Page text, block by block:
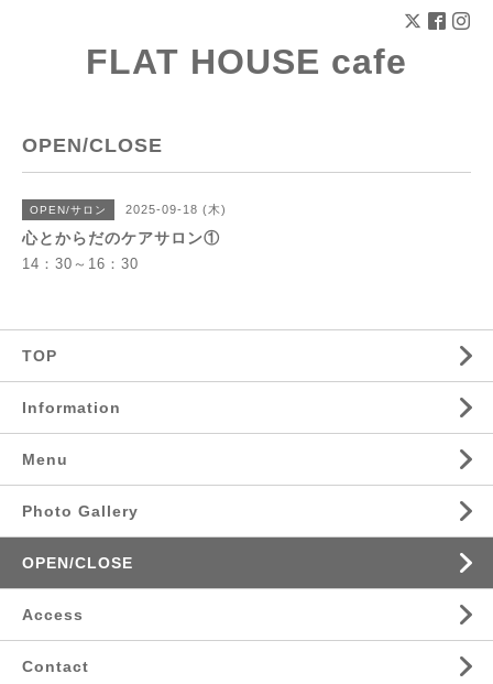
FLAT HOUSE cafe
OPEN/CLOSE
OPEN/サロン 2025-09-18 (木)
心とからだのケアサロン①
14：30～16：30
TOP
Information
Menu
Photo Gallery
OPEN/CLOSE
Access
Contact